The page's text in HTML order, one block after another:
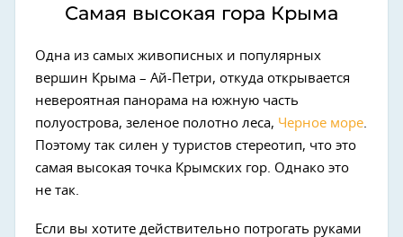
Самая высокая гора Крыма
Одна из самых живописных и популярных
вершин Крыма – Ай-Петри, откуда открывается
невероятная панорама на южную часть
полуострова, зеленое полотно леса, Черное море
Поэтому так силен у туристов стереотип, что это
самая высокая точка Крымских гор. Однако это
не так.
Если вы хотите действительно потрогать руками